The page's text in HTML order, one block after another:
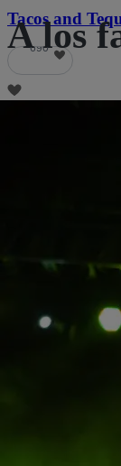
Tacos and
690
A los